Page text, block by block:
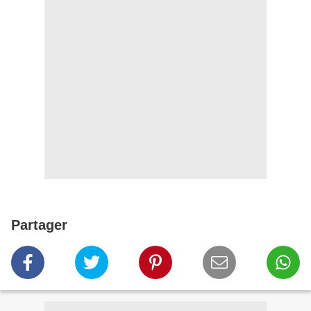
Partager